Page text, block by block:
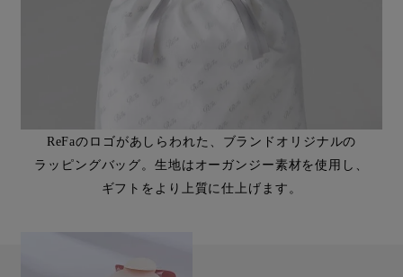
ReFaのロゴがあしらわれた、ブランドオリジナルの
ラッピングバッグ。生地はオーガンジー素材を使用し、
ギフトをより上質に仕上げます。